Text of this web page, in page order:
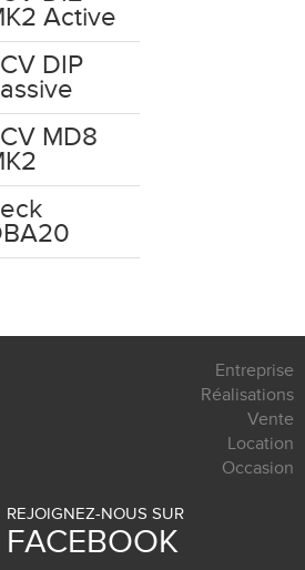
Active
DIP
MD8
Entreprise
Réalisations
Vente
Location
Occasion
REJOIGNEZ-NOUS SUR
FACEBOOK